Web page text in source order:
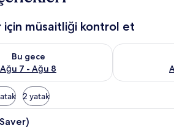
için müsaitliği kontrol et
Bu gece
Ağu 7 - Ağu 8
kontrol et Ağu 7 - Ağu 8
Yarın için
2 yatak
Oda (Super Saver) | Güneşlik/